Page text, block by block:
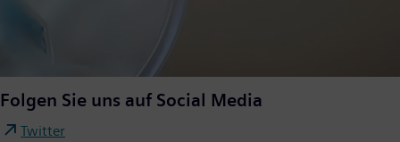
Folgen Sie uns auf Social Media
Twitter